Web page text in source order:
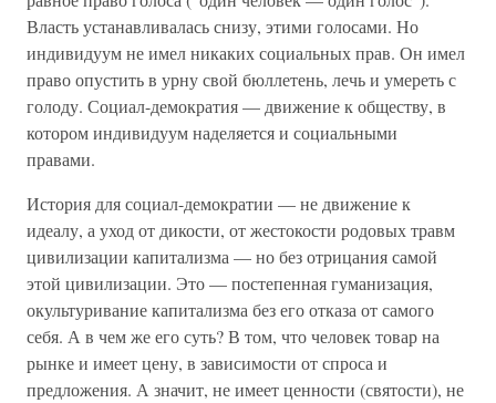
Власть устанавливалась снизу, этими голосами. Но
индивидуум не имел никаких социальных прав. Он имел
право опустить в урну свой бюллетень, лечь и умереть с
голоду. Социал-демократия — движение к обществу, в
котором индивидуум наделяется и социальными
правами.
История для социал-демократии — не движение к
идеалу, а уход от дикости, от жестокости родовых травм
цивилизации капитализма — но без отрицания самой
этой цивилизации. Это — постепенная гуманизация,
окультуривание капитализма без его отказа от самого
себя. А в чем же его суть? В том, что человек товар на
рынке и имеет цену, в зависимости от спроса и
предложения. А значит, не имеет ценности (святости), не